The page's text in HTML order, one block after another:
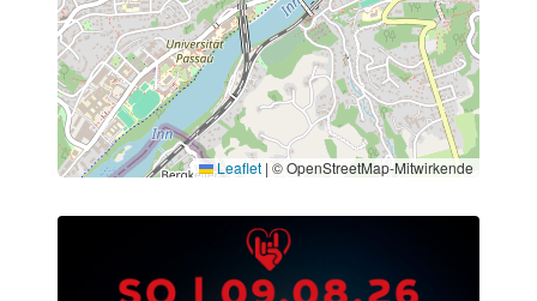
Leaflet | © OpenStreetMap-Mitwirkende